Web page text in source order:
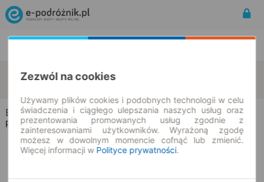
Białystok Częstochowa
Białystok → Częstochowa
Rozkład jazdy i bilety
Zezwól na cookies
Używamy plików cookies i podobnych technologii w celu
świadczenia i ciągłego ulepszania naszych usług oraz
prezentowania promowanych usług zgodnie z
zainteresowaniami użytkowników. Wyrażoną zgodę
możesz w dowolnym momencie cofnąć lub zmienić.
Więcej informacji w Polityce prywatności.